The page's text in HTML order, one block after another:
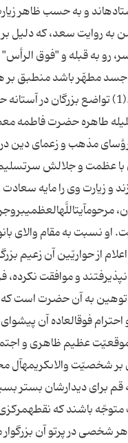
و به حسب ظاهر
به روایت سعد، كه دلیل
رو به ‏قبله و "فوق
جسد مطهّر باشد منطبق
علیه‏السّلام و دو نفر از یاران آن بزرگوار
طاهره حضرت فاطمه
مذهب و زعماى دین در
با عظمت و جلالش
و زیارت وى را مایه
او نسبت به مقام
از حواریّین آن زعیم
و موافقت
به آن حضرت است كه
فوق‏العاده آن
موقعیّت عظیم ظاهرى و
بر شخصیّت ‏والاى‏كریمه‏آل
براى دیدارشان بستر
باشند كه
در پرتو آن